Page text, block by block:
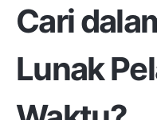
Cari
Lunak